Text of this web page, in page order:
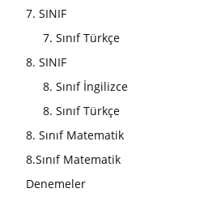
7. SINIF
7. Sınıf Türkçe
8. SINIF
8. Sınıf İngilizce
8. Sınıf Türkçe
8. Sınıf Matematik
8.Sınıf Matematik
Denemeler